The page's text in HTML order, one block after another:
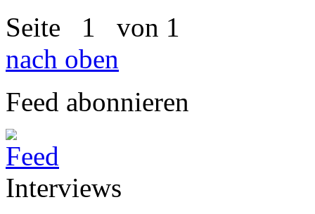
Seite 1 von 1
nach oben
Feed abonnieren
Interviews